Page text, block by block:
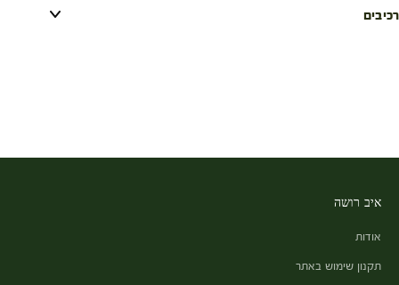
רכיבים
איב רושה
אודות
תקנון שימוש באתר